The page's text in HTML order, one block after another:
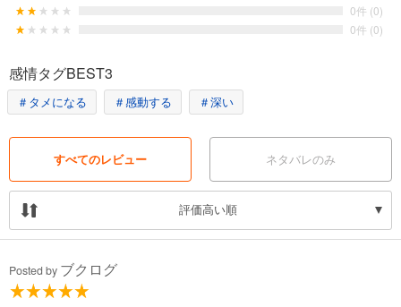
0件 (0)
0件 (0)
感情タグBEST3
＃タメになる ＃感動する ＃深い
すべてのレビュー ネタバレのみ
評価高い順
Posted by ブクログ